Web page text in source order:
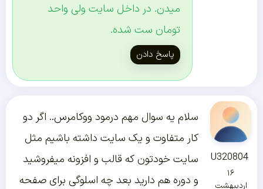
میدن. در داخل سایت ولی واحد
تومان ست شده.
پاسخ دادن
U320804
۱۶
اردیبهشت
سلام یه سوال مهم درمود ووکامرس.. اگر دو
کار متفاوت و یک سایت داشته باشیم مثل
سایت خودتون که قالب و افزونه میفروشید
و دوره هم دارید بعد چه اسلوگی برای صفحه